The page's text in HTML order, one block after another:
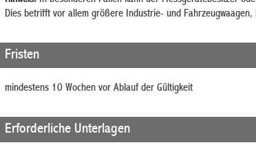
Dies betrifft vor allem größere Industrie- und
Fristen
mindestens 10 Wochen vor Ablauf der Gültigkeit
Erforderliche Unterlagen